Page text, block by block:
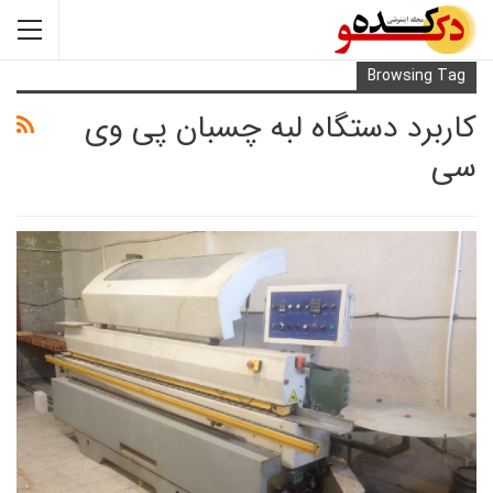
دستگاه لبه چسبان پی وی